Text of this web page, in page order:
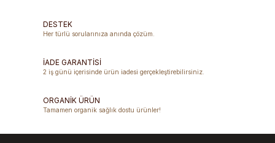
Ürün açıklamasında eksik bilgiler bulunuyor.
Ürün fiyatı diğer sitelerden daha pahalı.
Bu ürüne benzer farklı alternatifler olmalı.
DESTEK
Her türlü sorularınıza anında çözüm.
İADE GARANTİSİ
2 iş günü içerisinde ürün iadesi gerçekleştirebilirsiniz.
ORGANİK ÜRÜN
Tamamen organik sağlık dostu ürünler!